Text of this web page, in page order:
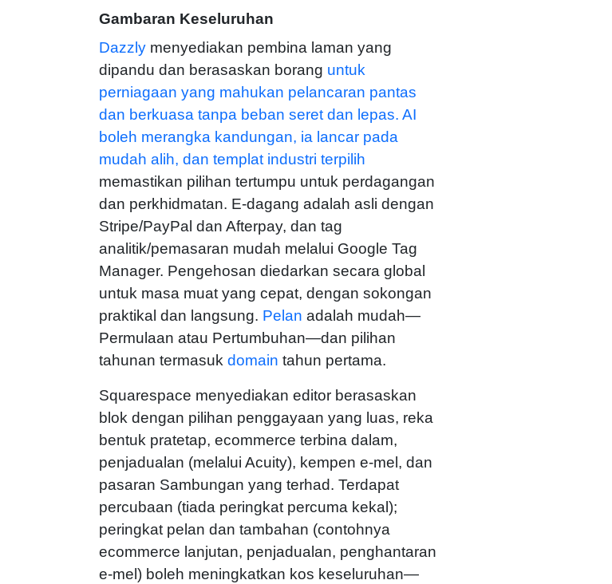
Gambaran Keseluruhan
Dazzly menyediakan pembina laman yang
dipandu dan berasaskan borang untuk
perniagaan yang mahukan pelancaran pantas
dan berkuasa tanpa beban seret dan lepas. AI
boleh merangka kandungan, ia lancar pada
mudah alih, dan templat industri terpilih
memastikan pilihan tertumpu untuk perdagangan
dan perkhidmatan. E-dagang adalah asli dengan
Stripe/PayPal dan Afterpay, dan tag
analitik/pemasaran mudah melalui Google Tag
Manager. Pengehosan diedarkan secara global
untuk masa muat yang cepat, dengan sokongan
praktikal dan langsung. Pelan adalah mudah—
Permulaan atau Pertumbuhan—dan pilihan
tahunan termasuk domain tahun pertama.
Squarespace menyediakan editor berasaskan
blok dengan pilihan penggayaan yang luas, reka
bentuk pratetap, ecommerce terbina dalam,
penjadualan (melalui Acuity), kempen e-mel, dan
pasaran Sambungan yang terhad. Terdapat
percubaan (tiada peringkat percuma kekal);
peringkat pelan dan tambahan (contohnya
ecommerce lanjutan, penjadualan, penghantaran
e-mel) boleh meningkatkan kos keseluruhan—